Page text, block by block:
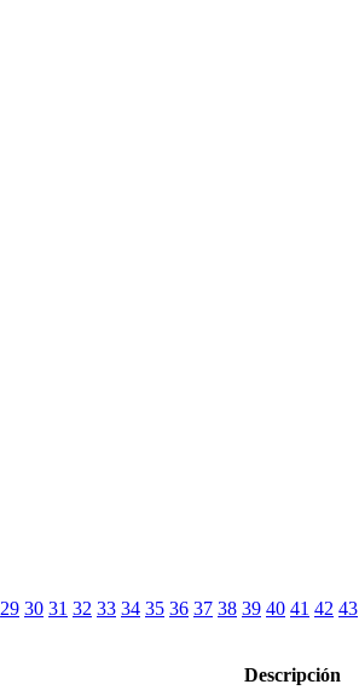
29 30 31 32 33 34 35 36 37 38 39 40 41 42 43
Descripción